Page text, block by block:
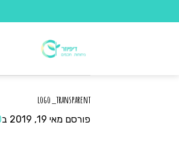
to
logo_transparent
פורסם מאי 19, 2019 ב